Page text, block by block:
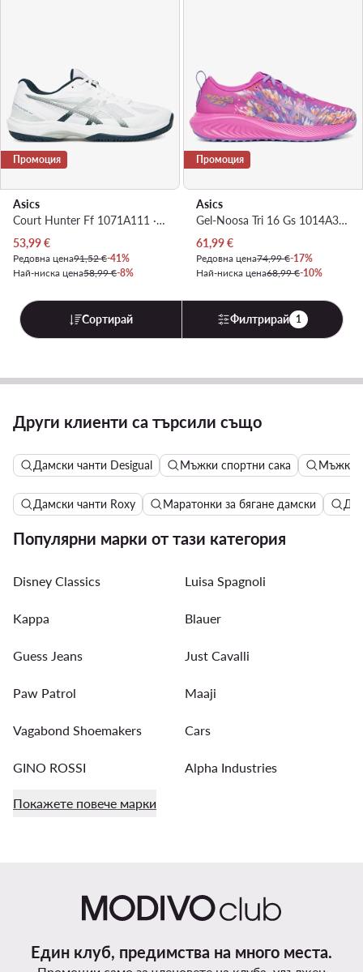
Промоция
Asics
Court Hunter Ff 1071A111 · Обувки за зала
Актуална цена
53,99€
Редовна цена91,52 €-41%
Най-ниска цена58,99 €-8%
Промоция
Asics
Gel-Noosa Tri 16 Gs 1014A346 · Маратонки за бягане
Актуална цена
61,99€
Редовна цена74,99 €-17%
Най-ниска цена68,99 €-10%
Сортирай Филтрирай 1
Други клиенти са търсили също
Дамски чанти Desigual Мъжки спортни сака Мъжки
Дамски чанти Roxy Маратонки за бягане дамски
Популярни марки от тази категория
Disney Classics Luisa Spagnoli
Kappa Blauer
Guess Jeans Just Cavalli
Paw Patrol Maaji
Vagabond Shoemakers Cars
GINO ROSSI Alpha Industries
Покажете повече марки
Един клуб, предимства на много места.